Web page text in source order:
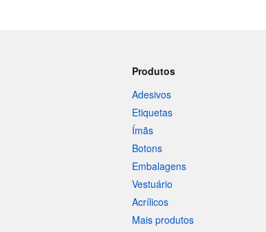
Produtos
Adesivos
Etiquetas
Ímãs
Botons
Embalagens
Vestuário
Acrílicos
Mais produtos